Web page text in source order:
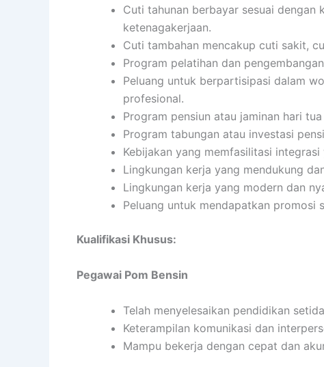
Cuti tahunan berbayar sesuai dengan
ketenagakerjaan.
Cuti tambahan mencakup cuti sakit,
Program pelatihan dan
Peluang untuk berpartisipasi dalam
profesional.
Program pensiun atau jaminan hari
Program tabungan atau investasi
Kebijakan yang memfasilitasi
Lingkungan kerja yang mendukung
Lingkungan kerja yang modern dan
Peluang untuk mendapatkan promosi
Kualifikasi Khusus:
Pegawai Pom Bensin
Telah menyelesaikan pendidikan
Keterampilan komunikasi dan
Mampu bekerja dengan cepat dan